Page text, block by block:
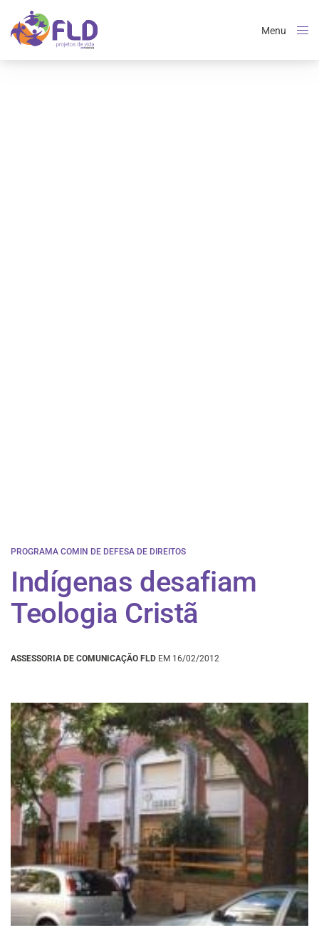
Menu
PROGRAMA COMIN DE DEFESA DE DIREITOS
Indígenas desafiam
Teologia Cristã
ASSESSORIA DE COMUNICAÇÃO FLD EM 16/02/2012